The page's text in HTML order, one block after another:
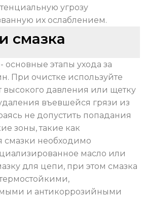
угрозу
их ослаблением.
смазка
основные этапы ухода за
При очистке используйте
высокого давления или щетку
въевшейся грязи из
не допустить попадания
зоны, такие как
необходимо
масло или
для цепи, при этом смазка
и антикоррозийными